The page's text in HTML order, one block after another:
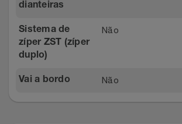
dianteiras
Sistema de
zíper ZST (zíper
duplo)
Não
Vai a bordo Não